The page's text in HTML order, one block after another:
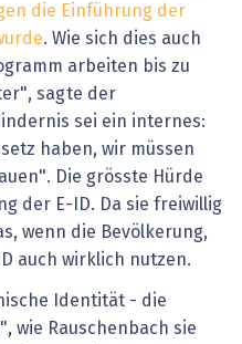
die Einführung der
. Wie sich dies auch
arbeiten bis zu
sagte der
sei ein internes:
haben, wir müssen
Die grösste Hürde
der E-ID. Da sie freiwillig
wenn die Bevölkerung,
auch wirklich nutzen.
Identität - die
wie Rauschenbach sie